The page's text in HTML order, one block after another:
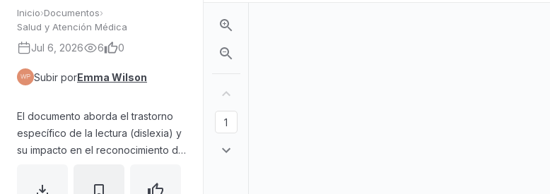
Inicio›Documentos›
Salud y Atención Médica
Jul 6, 2026 6 0
Subir porEmma Wilson
El documento aborda el trastorno
específico de la lectura (dislexia) y
su impacto en el reconocimiento de
y la escasa comprensión. Se aclara